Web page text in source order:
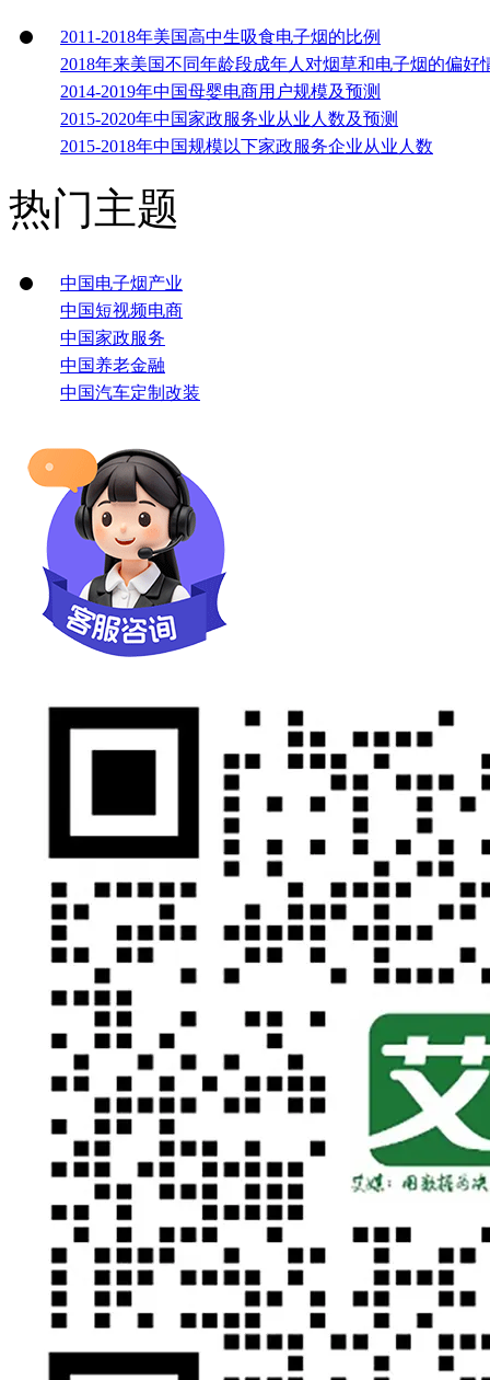
2011-2018年美国高中生吸食电子烟的比例
2018年来美国不同年龄段成年人对烟草和电子烟的偏好
2014-2019年中国母婴电商用户规模及预测
2015-2020年中国家政服务业从业人数及预测
2015-2018年中国规模以下家政服务企业从业人数
热门主题
中国电子烟产业
中国短视频电商
中国家政服务
中国养老金融
中国汽车定制改装